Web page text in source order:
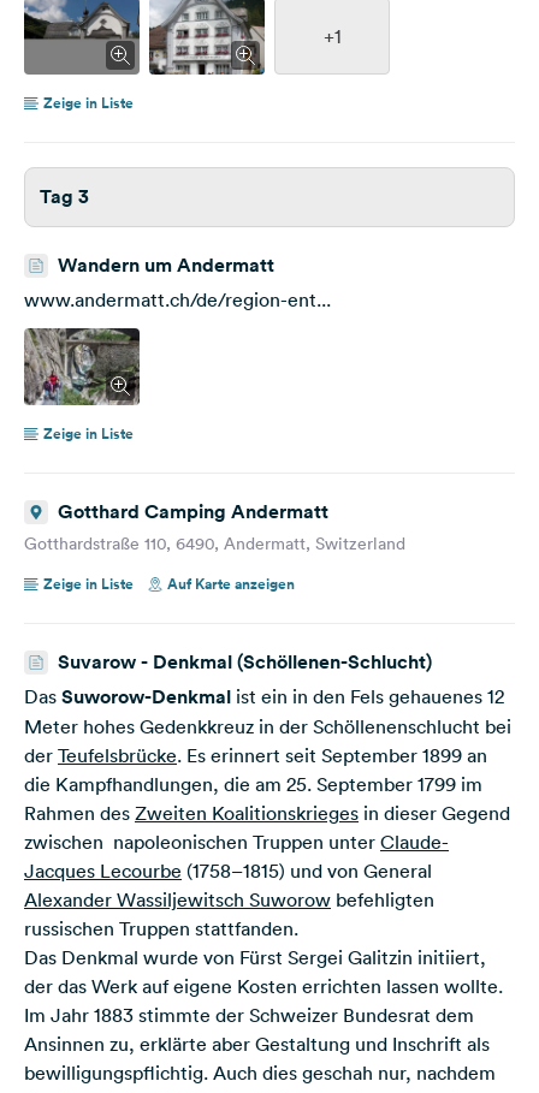
+1
Zeige in Liste
Tag 3
Wandern um Andermatt
www.andermatt.ch/de/region-ent...
Zeige in Liste
Gotthard Camping Andermatt
Gotthardstraße 110, 6490, Andermatt, Switzerland
Zeige in Liste
Auf Karte anzeigen
Suvarow - Denkmal (Schöllenen-Schlucht)
Das Suworow-Denkmal ist ein in den Fels gehauenes 12
Meter hohes Gedenkkreuz in der Schöllenenschlucht bei
der Teufelsbrücke. Es erinnert seit September 1899 an
die Kampfhandlungen, die am 25. September 1799 im
Rahmen des Zweiten Koalitionskrieges in dieser Gegend
zwischen napoleonischen Truppen unter Claude-
Jacques Lecourbe (1758–1815) und von General
Alexander Wassiljewitsch Suworow befehligten
russischen Truppen stattfanden.
Das Denkmal wurde von Fürst Sergei Galitzin initiiert,
der das Werk auf eigene Kosten errichten lassen wollte.
Im Jahr 1883 stimmte der Schweizer Bundesrat dem
Ansinnen zu, erklärte aber Gestaltung und Inschrift als
bewilligungspflichtig. Auch dies geschah nur, nachdem